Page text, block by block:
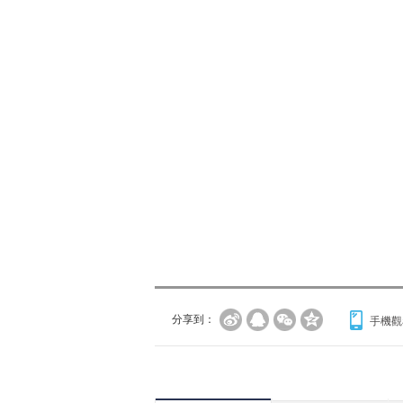
分享到： 手機